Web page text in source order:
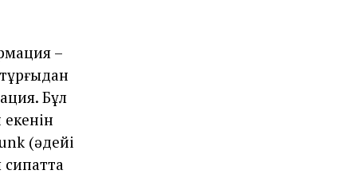
–
Бұл
(әдейі